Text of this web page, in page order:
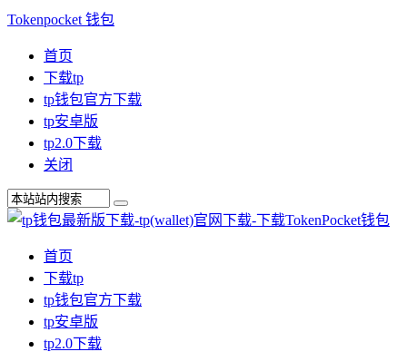
Tokenpocket 钱包
首页
下载tp
tp钱包官方下载
tp安卓版
tp2.0下载
关闭
首页
下载tp
tp钱包官方下载
tp安卓版
tp2.0下载